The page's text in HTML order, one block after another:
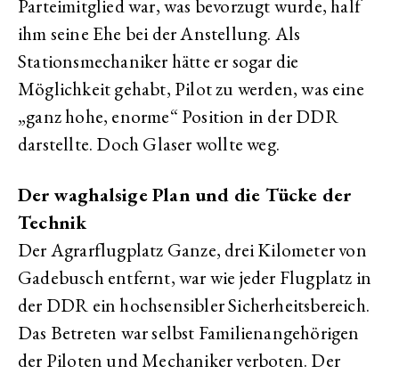
Parteimitglied war, was bevorzugt wurde, half
ihm seine Ehe bei der Anstellung. Als
Stationsmechaniker hätte er sogar die
Möglichkeit gehabt, Pilot zu werden, was eine
„ganz hohe, enorme“ Position in der DDR
darstellte. Doch Glaser wollte weg.
Der waghalsige Plan und die Tücke der
Technik
Der Agrarflugplatz Ganze, drei Kilometer von
Gadebusch entfernt, war wie jeder Flugplatz in
der DDR ein hochsensibler Sicherheitsbereich.
Das Betreten war selbst Familienangehörigen
der Piloten und Mechaniker verboten. Der